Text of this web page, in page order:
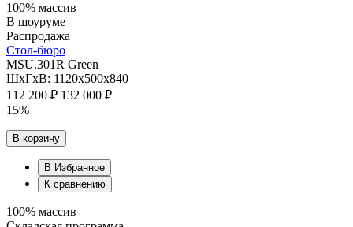
100% массив
В шоуруме
Распродажа
Стол-бюро
MSU.301R Green
ШхГхВ: 1120х500х840
112 200 ₽ 132 000 ₽
15%
В корзину
В Избранное
К сравнению
100% массив